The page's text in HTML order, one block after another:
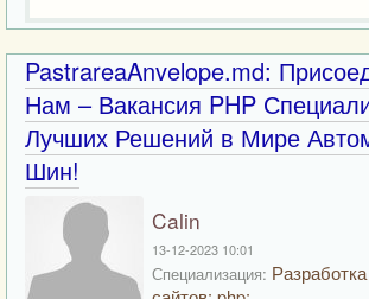
PastrareaAnvelope.md:
Нам – Вакансия PHP
Лучших Решений в Мире
Шин!
Calin
13-12-2023 10:01
Специализация: